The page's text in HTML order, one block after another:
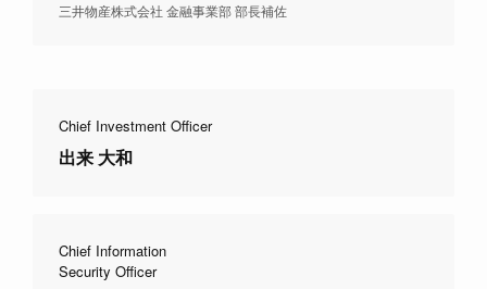
三井物産株式会社 金融事業部 部長補佐
Chief Investment Officer
出来 大和
Chief Information
Security Officer